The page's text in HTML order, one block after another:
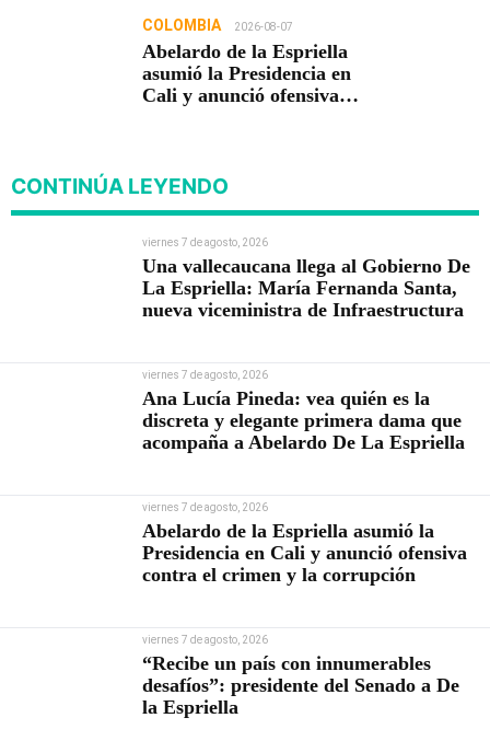
COLOMBIA 2026-08-07
Abelardo de la Espriella
asumió la Presidencia en
Cali y anunció ofensiva
CONTINÚA LEYENDO
viernes 7 de agosto, 2026
Una vallecaucana llega al Gobierno De
La Espriella: María Fernanda Santa,
nueva viceministra de Infraestructura
viernes 7 de agosto, 2026
Ana Lucía Pineda: vea quién es la
discreta y elegante primera dama que
acompaña a Abelardo De La Espriella
viernes 7 de agosto, 2026
Abelardo de la Espriella asumió la
Presidencia en Cali y anunció ofensiva
contra el crimen y la corrupción
viernes 7 de agosto, 2026
“Recibe un país con innumerables
desafíos”: presidente del Senado a De
la Espriella